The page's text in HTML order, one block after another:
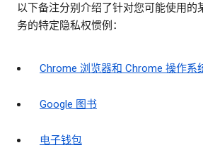
以下备注分别介绍了针对您可能使用的
务的特定隐私权惯例：
Chrome 浏览器和 Chrome 操作系
Google 图书
电子钱包